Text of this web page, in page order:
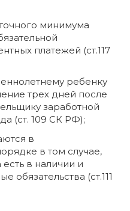
минимума
платежей (ст.117
ребенку
трех дней после
заработной
(ст. 109 СК РФ);
в
в том случае,
в наличии и
обязательства (ст.111